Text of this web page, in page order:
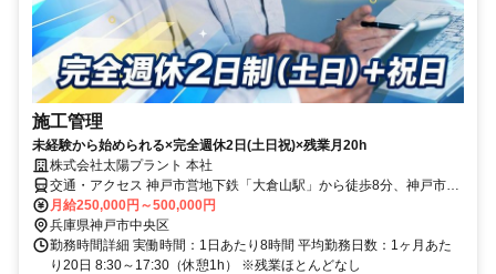
施工管理
未経験から始められる×完全週休2日(土日祝)×残業月20h
株式会社太陽プラント 本社
交通・アクセス 神戸市営地下鉄「大倉山駅」から徒歩8分、神戸市営
地下鉄「県庁前駅」から徒歩8分、神戸高速線「花隈駅」から徒歩9分
月給250,000円～500,000円
兵庫県神戸市中央区
勤務時間詳細 実働時間：1日あたり8時間 平均勤務日数：1ヶ月あた
り20日 8:30～17:30（休憩1h） ※残業ほとんどなし